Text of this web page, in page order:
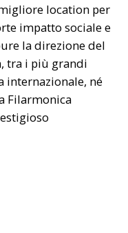
location per
impatto sociale e
la direzione del
, tra i più grandi
internazionale, né
Filarmonica